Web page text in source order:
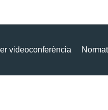
videoconferència